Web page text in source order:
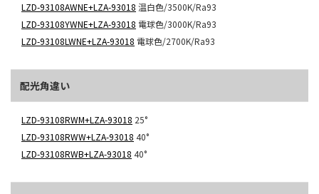
LZD-93108AWNE+LZA-93018 温白色/3500K/Ra93
LZD-93108YWNE+LZA-93018 電球色/3000K/Ra93
LZD-93108LWNE+LZA-93018 電球色/2700K/Ra93
配光角違い
LZD-93108RWM+LZA-93018 25°
LZD-93108RWW+LZA-93018 40°
LZD-93108RWB+LZA-93018 40°